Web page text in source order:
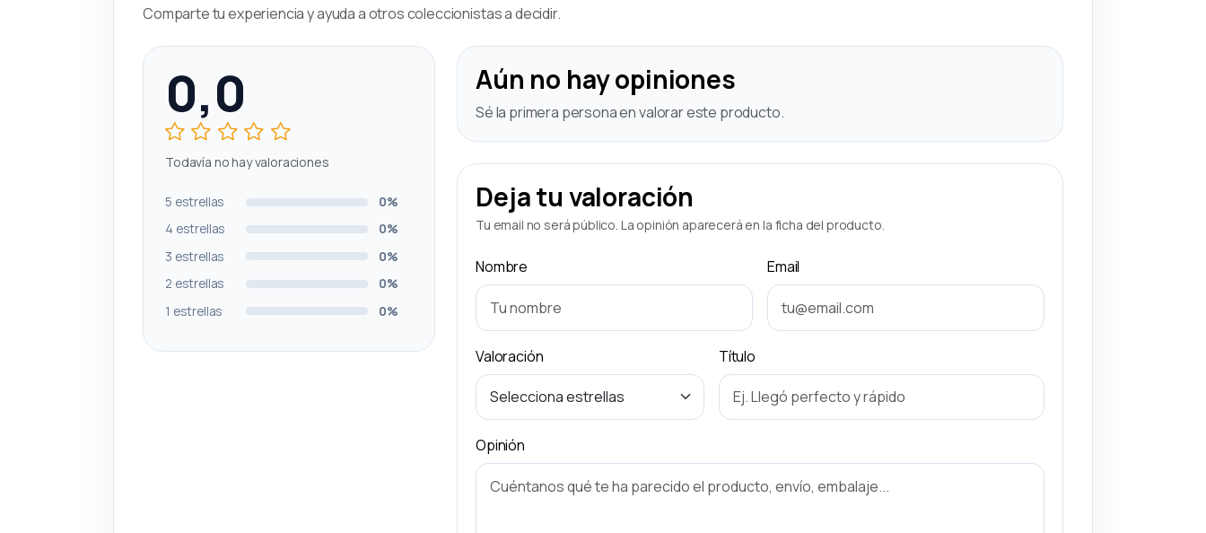
Comparte tu experiencia y ayuda a otros coleccionistas a decidir.
0,0
Todavía no hay valoraciones
5 estrellas
0%
4 estrellas
0%
3 estrellas
0%
2 estrellas
0%
1 estrellas
0%
Aún no hay opiniones
Sé la primera persona en valorar este producto.
Deja tu valoración
Tu email no será público. La opinión aparecerá en la ficha del producto.
Nombre Email
Valoración Título
Opinión